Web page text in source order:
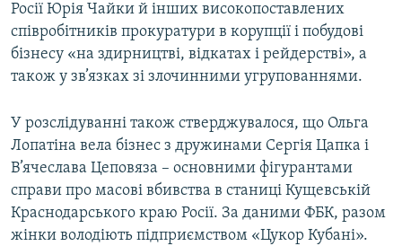
Росії Юрія Чайки й інших високопоставлених
співробітників прокуратури в корупції і побудові
бізнесу «на здирництві, відкатах і рейдерстві», а
також у зв’язках зі злочинними угрупованнями.
У розслідуванні також стверджувалося, що Ольга
Лопатіна вела бізнес з дружинами Сергія Цапка і
В’ячеслава Цеповяза – основними фігурантами
справи про масові вбивства в станиці Кущевській
Краснодарського краю Росії. За даними ФБК, разом
жінки володіють підприємством «Цукор Кубані».